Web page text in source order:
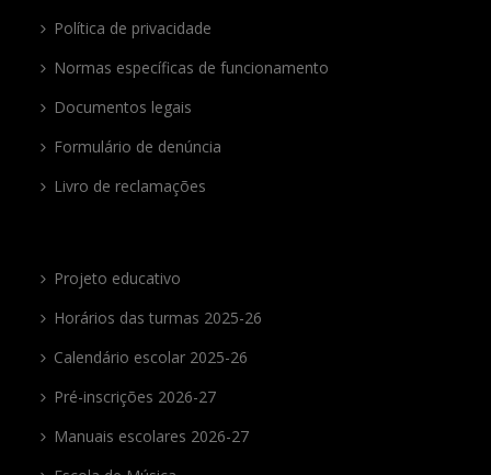
Política de privacidade
Normas específicas de funcionamento
Documentos legais
Formulário de denúncia
Livro de reclamações
Projeto educativo
Horários das turmas 2025-26
Calendário escolar 2025-26
Pré-inscrições 2026-27
Manuais escolares 2026-27